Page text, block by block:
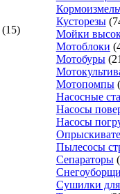
(15)
Кусторезы
Мойки
Мотоблоки
Мотобуры
Мотопомпы
Насосные
Насосы
Насосы
Пылесосы
Сепараторы
Сушилки